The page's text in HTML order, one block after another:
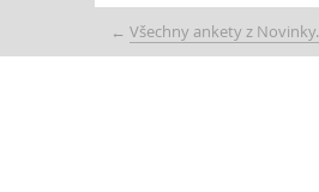
← Všechny ankety z